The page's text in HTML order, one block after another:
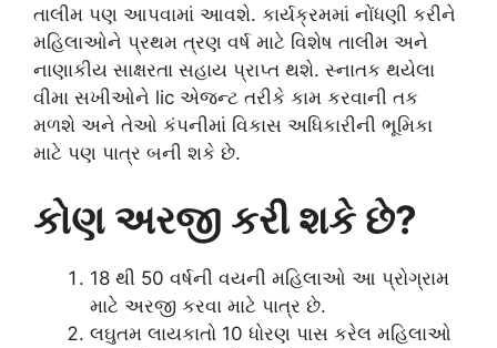
તાલીમ પણ આપવામાં આવશે. કાર્યક્રમમાં નોંધણી કરીને
મહિલાઓને પ્રથમ ત્રણ વર્ષ માટે વિશેષ તાલીમ અને
નાણાકીય સાક્ષરતા સહાય પ્રાપ્ત થશે. સ્નાતક થયેલા
વીમા સખીઓને lic એજન્ટ તરીકે કામ કરવાની તક
મળશે અને તેઓ કંપનીમાં વિકાસ અધિકારીની ભૂમિકા
માટે પણ પાત્ર બની શકે છે.
કોણ અરજી કરી શકે છે?
18 થી 50 વર્ષની વયની મહિલાઓ આ પ્રોગ્રામ
માટે અરજી કરવા માટે પાત્ર છે.
લઘુતમ લાયકાતો 10 ધોરણ પાસ કરેલ મહિલાઓ